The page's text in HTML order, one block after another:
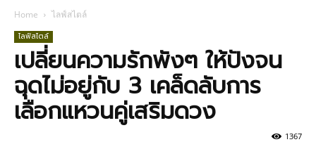
Home ไลฟ์สไตล์
ไลฟ์สไตล์
เปลี่ยนความรักพังๆ ให้ปังจน
ฉุดไม่อยู่กับ 3 เคล็ดลับการ
เลือกแหวนคู่เสริมดวง
1367